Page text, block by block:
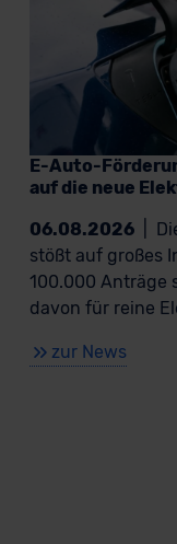
E-Auto-
auf die neue
06.08.2026
stößt auf großes
100.000 Anträge
davon für reine
zur News